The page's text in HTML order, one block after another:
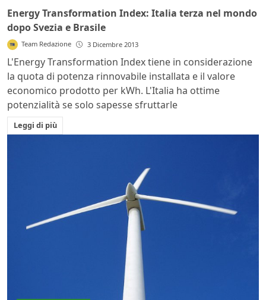
Energy Transformation Index: Italia terza nel mondo
dopo Svezia e Brasile
Team Redazione 3 Dicembre 2013
L'Energy Transformation Index tiene in considerazione
la quota di potenza rinnovabile installata e il valore
economico prodotto per kWh. L'Italia ha ottime
potenzialità se solo sapesse sfruttarle
Leggi di più